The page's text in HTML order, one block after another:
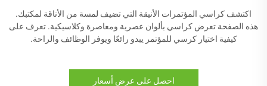
اكتشف كراسي المؤتمرات الأنيقة التي تضيف لمسة من الأناقة لمكتبك.
هذه الصفحة تعرض كراسي بألوان عصرية ومعاصرة وكلاسيكية. تعرف على
كيفية اختيار كرسي للمؤتمر يبدو رائعًا ويوفر الوظائف والراحة.
احصل على عرض أسعار